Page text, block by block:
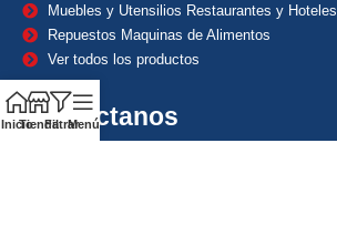
Muebles y Utensilios Restaurantes y Hoteles
Repuestos Maquinas de Alimentos
Ver todos los productos
Contáctanos
InicioTiendaFiltrarMenú